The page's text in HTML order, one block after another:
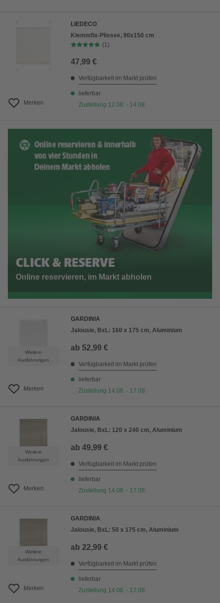
Merken
LIEDECO
Klemmfix-Plissee, 90x150 cm
(1)
47,99 €
Verfügbarkeit im Markt prüfen
lieferbar
Zustellung 12.08. - 14.08.
CLICK & RESERVE
Online reservieren, im Markt abholen
Weitere
Ausführungen
Merken
GARDINIA
Jalousie, BxL: 160 x 175 cm, Aluminium
ab 52,99 €
Verfügbarkeit im Markt prüfen
lieferbar
Zustellung 14.08. - 17.08.
Weitere
Ausführungen
Merken
GARDINIA
Jalousie, BxL: 120 x 240 cm, Aluminium
ab 49,99 €
Verfügbarkeit im Markt prüfen
lieferbar
Zustellung 14.08. - 17.08.
Weitere
Ausführungen
Merken
GARDINIA
Jalousie, BxL: 50 x 175 cm, Aluminium
ab 22,99 €
Verfügbarkeit im Markt prüfen
lieferbar
Zustellung 14.08. - 17.08.